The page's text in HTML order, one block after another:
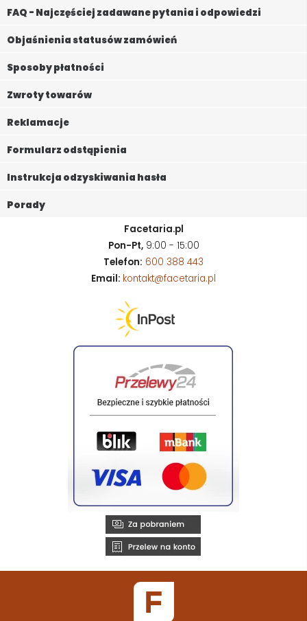
FAQ - Najczęściej zadawane pytania i odpowiedzi
Objaśnienia statusów zamówień
Sposoby płatności
Zwroty towarów
Reklamacje
Formularz odstąpienia
Instrukcja odzyskiwania hasła
Porady
Facetaria.pl
Pon-Pt,9:00 - 15:00
Telefon: 600 388 443
Email: kontakt@facetaria.pl